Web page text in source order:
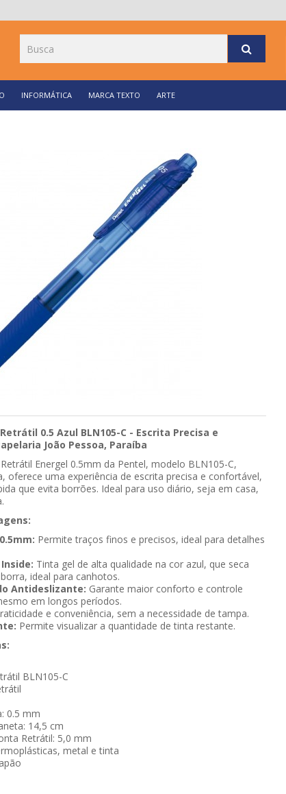
INFORMÁTICA MARCA TEXTO ARTE
0.5 Azul BLN105-C - Escrita Precisa e
João Pessoa, Paraíba
Energel 0.5mm da Pentel, modelo BLN105-C,
oferece uma experiência de escrita precisa e confortável,
que evita borrões. Ideal para uso diário, seja em casa,
Permite traços finos e precisos, ideal para detalhes
Tinta gel de alta qualidade na cor azul, que seca
ideal para canhotos.
Antideslizante: Garante maior conforto e controle
em longos períodos.
e conveniência, sem a necessidade de tampa.
Permite visualizar a quantidade de tinta restante.
BLN105-C
0.5 mm
14,5 cm
Retrátil: 5,0 mm
metal e tinta